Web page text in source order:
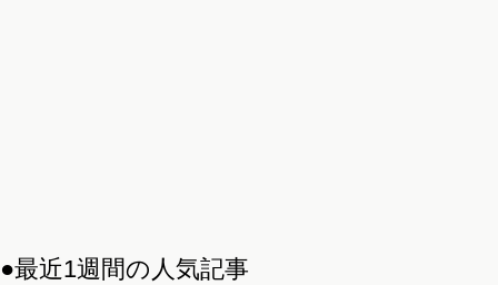
●最近1週間の人気記事